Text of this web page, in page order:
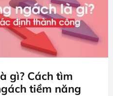
gì? Cách tìm
tiềm năng